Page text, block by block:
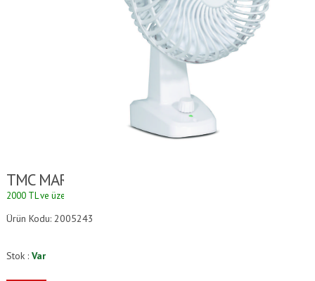
TMC MARİNE FAN 12V - YENİ -
2000 TL ve üzeri alışverişlerde kargo ücretsizdir.
Ürün Kodu: 2005243
Stok :Var